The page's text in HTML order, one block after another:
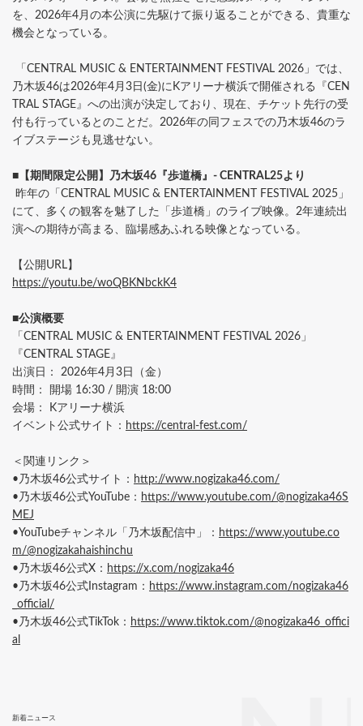
を、2026年4月の本公演に先駆けて振り返ることができる、貴重な
機会となっている。
「CENTRAL MUSIC & ENTERTAINMENT FESTIVAL 2026」では、
乃木坂46は2026年4月3日(金)にKアリーナ横浜で開催される『CEN
TRAL STAGE』への出演が決定しており、現在、チケット先行の受
付も行っているとのことだ。2026年の同フェスでの乃木坂46のラ
イブステージも見逃せない。
■【期間限定公開】乃木坂46『歩道橋』- CENTRAL25より
昨年の「CENTRAL MUSIC & ENTERTAINMENT FESTIVAL 2025」
にて、多くの観客を魅了した「歩道橋」のライブ映像。2年連続出
演への期待が高まる、臨場感あふれる映像となっている。
【公開URL】
https://youtu.be/woQBKNbckK4
■公演概要
「CENTRAL MUSIC & ENTERTAINMENT FESTIVAL 2026」
『CENTRAL STAGE』
出演日： 2026年4月3日（金）
時間： 開場 16:30 / 開演 18:00
会場： Kアリーナ横浜
イベント公式サイト： https://central-fest.com/
＜関連リンク＞
•乃木坂46公式サイト： http://www.nogizaka46.com/
•乃木坂46公式YouTube： https://www.youtube.com/@nogizaka46S
MEJ
•YouTubeチャンネル「乃木坂配信中」： https://www.youtube.co
m/@nogizakahaishinchu
•乃木坂46公式X： https://x.com/nogizaka46
•乃木坂46公式Instagram： https://www.instagram.com/nogizaka46
_official/
•乃木坂46公式TikTok： https://www.tiktok.com/@nogizaka46_offici
al
新着ニュース